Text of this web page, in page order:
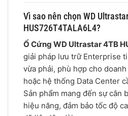
Vì sao nên chọn WD
HUS726T4TALA6L4?
Ổ Cứng WD Ultrastar 4TB
giải pháp lưu trữ Enterprise
vừa phải, phù hợp cho
hoặc hệ thống Data Center
Sản phẩm mang đến sự cân
hiệu năng, đảm bảo tốc độ